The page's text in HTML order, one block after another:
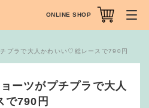
プラで大人かわいい♡総レースで790円
ーツがプチプラで大人
で790円
ONLINE SHOP